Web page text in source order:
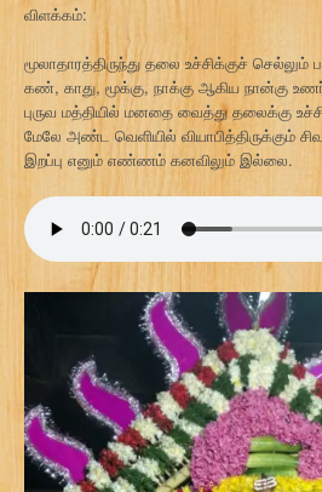
விளக்கம்:
மூலாதாரத்திருந்து தலை உச்சிக்குச் செல்லும்
கண், காது, மூக்கு, நாக்கு ஆகிய நான்கு
புருவ மத்தியில் மனதை வைத்து தலைக்கு
மேலே அண்ட வெளியில் வியாபித்திருக்கும்
இறப்பு எனும் எண்ணம் கனவிலும் இல்லை.